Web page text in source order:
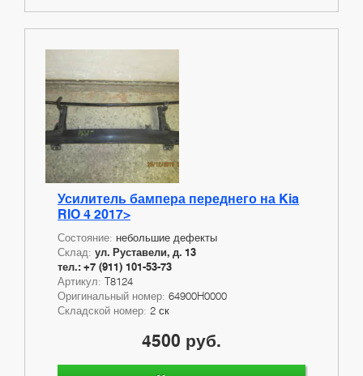
Усилитель бампера переднего на Kia
RIO 4 2017>
Состояние: небольшие дефекты
Склад: ул. Руставели, д. 13
тел.: +7 (911) 101-53-73
Артикул: T8124
Оригинальный номер: 64900H0000
Складской номер: 2 ск
4500 руб.